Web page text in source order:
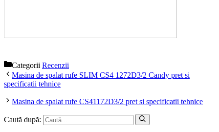
Categorii Recenzii
Masina de spalat rufe SLIM CS4 1272D3/2 Candy pret si
specificatii tehnice
Masina de spalat rufe CS41172D3/2 pret si specificatii tehnice
Caută după: